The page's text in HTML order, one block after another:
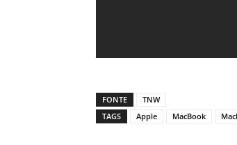
FONTE
TNW
TAGS
Apple MacBook